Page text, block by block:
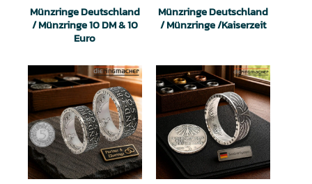
Münzringe Deutschland
/ Münzringe 10 DM & 10
Euro
Münzringe Deutschland
/ Münzringe /Kaiserzeit